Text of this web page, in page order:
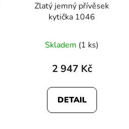
Zlatý jemný přívěsek
kytička 1046
Skladem (1 ks)
2 947 Kč
DETAIL